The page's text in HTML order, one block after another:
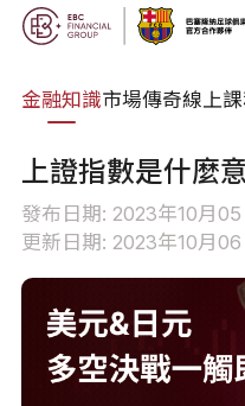
金融知識市場傳奇線上
上證指數是什麼意
發布日期: 2023年10月05
更新日期: 2023年10月06